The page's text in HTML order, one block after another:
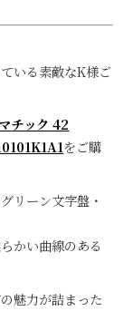
いる素敵なK様ご
チック 42
をご購
リーン文字盤・
かい曲線のある
魅力が詰まった